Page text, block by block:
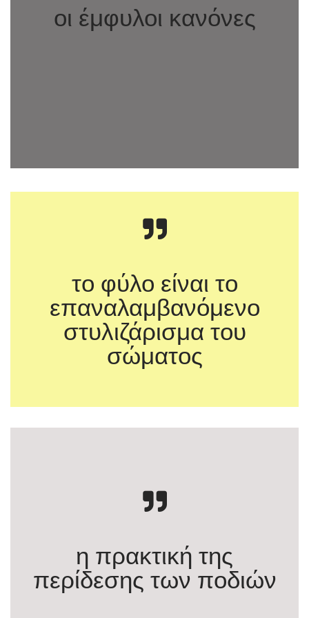
οι έμφυλοι κανόνες
το φύλο είναι το
επαναλαμβανόμενο
στυλιζάρισμα του
σώματος
Αναταραχή Φύλου. Ο Φεμινισμός και η
Ανατροπή της Ταυτότητας
η πρακτική της
περίδεσης των ποδιών